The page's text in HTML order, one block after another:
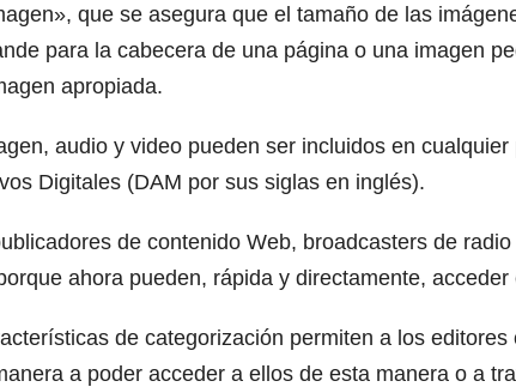
que se asegura que el tamaño de las
para la cabecera de una página o una imagen
apropiada.
audio y video pueden ser incluidos en
Digitales (DAM por sus siglas en inglés).
de contenido Web, broadcasters de
ahora pueden, rápida y directamente,
de categorización permiten a los
a poder acceder a ellos de esta manera o a